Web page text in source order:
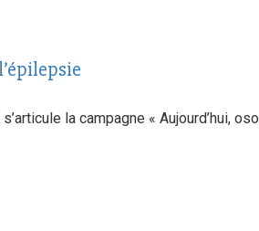
la campagne « Aujourd’hui,